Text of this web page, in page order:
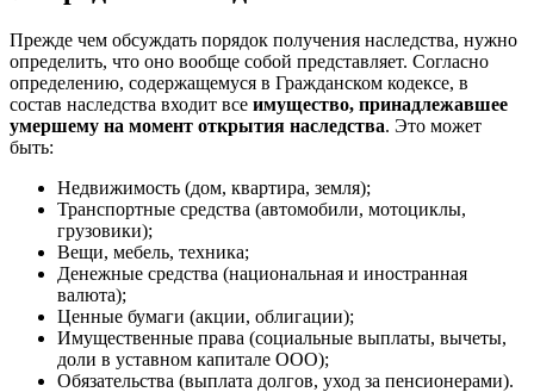
Прежде чем обсуждать порядок получения наследства, нужно
определить, что оно вообще собой представляет. Согласно
определению, содержащемуся в Гражданском кодексе, в
состав наследства входит все имущество, принадлежавшее
умершему на момент открытия наследства. Это может
быть:
Недвижимость (дом, квартира, земля);
Транспортные средства (автомобили, мотоциклы,
грузовики);
Вещи, мебель, техника;
Денежные средства (национальная и иностранная
валюта);
Ценные бумаги (акции, облигации);
Имущественные права (социальные выплаты, вычеты,
доли в уставном капитале ООО);
Обязательства (выплата долгов, уход за пенсионерами).